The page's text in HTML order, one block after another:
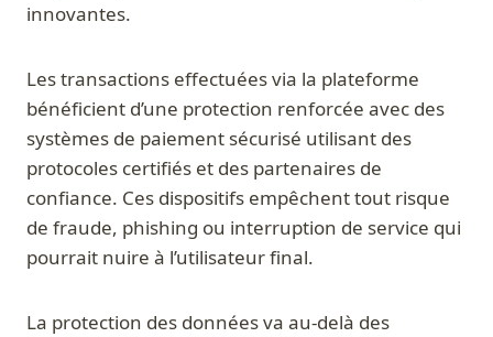
innovantes.
Les transactions effectuées via la plateforme
bénéficient d’une protection renforcée avec des
systèmes de paiement sécurisé utilisant des
protocoles certifiés et des partenaires de
confiance. Ces dispositifs empêchent tout risque
de fraude, phishing ou interruption de service qui
pourrait nuire à l’utilisateur final.
La protection des données va au-delà des